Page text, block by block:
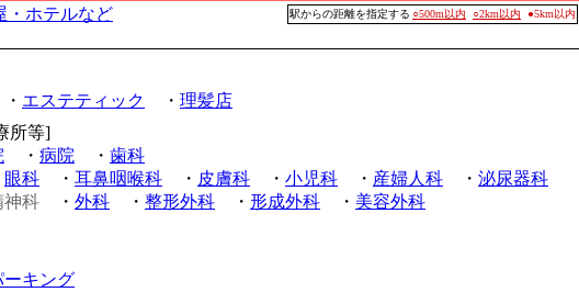
・ホテルなど 駅からの距離を指定する ○500m以内 ○2km以内 ●5km以内
エステティック ・ 理髪店
所等]
・ 病院 ・ 歯科
眼科 ・ 耳鼻咽喉科 ・ 皮膚科 ・ 小児科 ・ 産婦人科 ・ 泌尿器科
神科 ・ 外科 ・ 整形外科 ・ 形成外科 ・ 美容外科
ーキング